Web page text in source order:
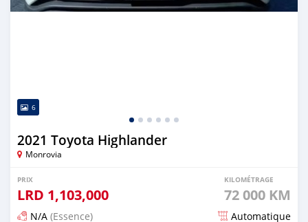
6
2021 Toyota Highlander
Monrovia
PRIX
LRD 1,103,000
KILOMÉTRAGE
72 000 KM
N/A (Essence) Automatique